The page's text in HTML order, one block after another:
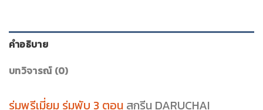
คำอธิบาย
บทวิจารณ์ (0)
ร่มพรีเมี่ยม ร่มพับ 3 ตอน สกรีน DARUCHAI